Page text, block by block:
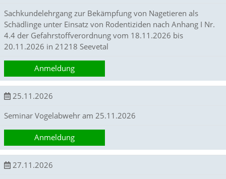
a
u
b
t
u
n
e
e
s
o
i
e
E
Sachkundelehrgang zur Bekämpfung von Nagetieren als
Schädlinge unter Einsatz von Rodentiziden nach Anhang I Nr.
4.4 der Gefahrstoffverordnung vom 18.11.2026 bis
20.11.2026 in 21218 Seevetal
Anmeldung
25.11.2026
Seminar Vogelabwehr am 25.11.2026
Anmeldung
27.11.2026